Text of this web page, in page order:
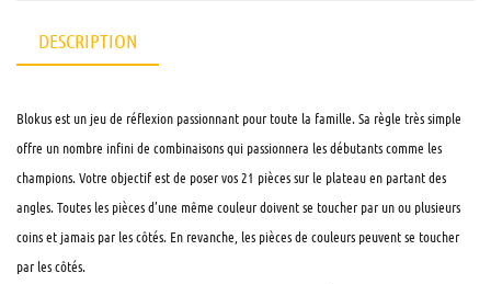
DESCRIPTION
Blokus est un jeu de réflexion passionnant pour toute la famille. Sa règle très simple
offre un nombre infini de combinaisons qui passionnera les débutants comme les
champions. Votre objectif est de poser vos 21 pièces sur le plateau en partant des
angles. Toutes les pièces d’une même couleur doivent se toucher par un ou plusieurs
coins et jamais par les côtés. En revanche, les pièces de couleurs peuvent se toucher
par les côtés.